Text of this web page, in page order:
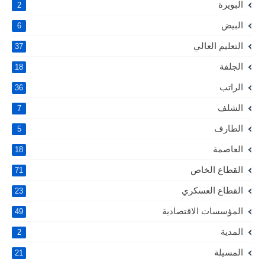
البويرة 2
البيض 6
التعليم العالي 37
الجلفة 18
الراتب 36
الشلف 7
الطارف 5
العاصمة 18
القطاع الخاص 71
القطاع العسكري 23
المؤسسات الاقتصادية 49
المدية 2
المسيلة 21